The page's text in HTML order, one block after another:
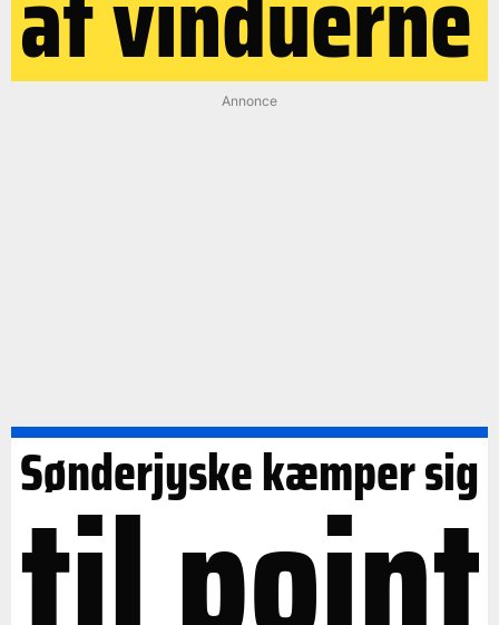
Annonce
Sønderjyske kæmper sig